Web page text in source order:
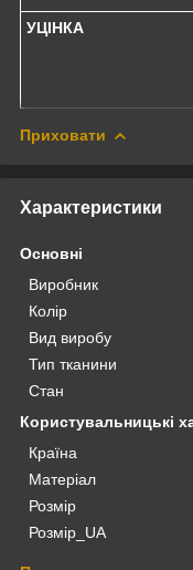
УЦІНКА
Приховати
Характеристики
Основні
Виробник
Колір
Вид виробу
Тип тканини
Стан
Користувальницькі
Країна
Матеріал
Розмір
Розмір_UA